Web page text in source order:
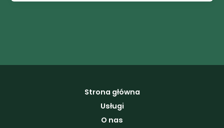
Strona główna
Usługi
O nas